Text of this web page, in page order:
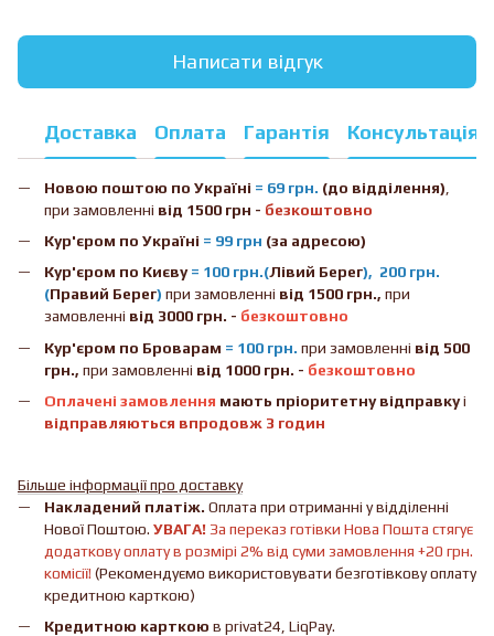
Написати відгук
Доставка Оплата Гарантія Консультація
Новою поштою по Україні = 69 грн. (до відділення)
при замовленні від 1500 грн - безкоштовно
Кур'єром по Україні = 99 грн (за адресою)
Кур'єром по Києву= 100 грн.(Лівий Берег), 200 грн.
(Правий Берег) при замовленні від 1500 грн., при
замовленні від 3000 грн. - безкоштовно
Кур'єром по Броварам = 100 грн. при замовленні від 500
грн., при замовленні від 1000 грн. - безкоштовно
Оплачені замовлення мають пріоритетну відправкуі
відправляються впродовж 3 годин
Більше інформації про доставку
Накладений платіж. Оплата при отриманні у відділенні
Нової Поштою. УВАГА! За переказ готівки Нова Пошта стягує
додаткову оплату в розмірі 2% від суми замовлення +20 грн.
комісії! (Рекомендуємо використовувати безготівкову оплату
кредитною карткою)
Кредитною карткою в privat24, LiqPay.